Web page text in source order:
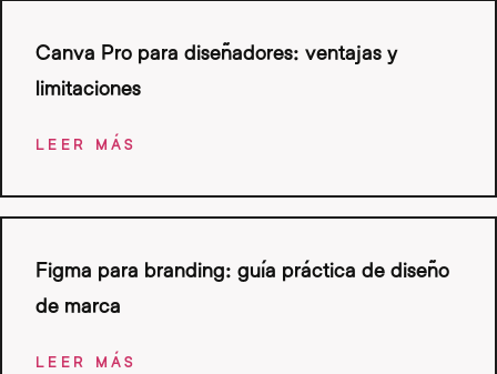
Canva Pro para diseñadores: ventajas y
limitaciones
LEER MÁS
Figma para branding: guía práctica de diseño
de marca
LEER MÁS